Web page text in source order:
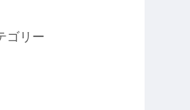
ゴリー